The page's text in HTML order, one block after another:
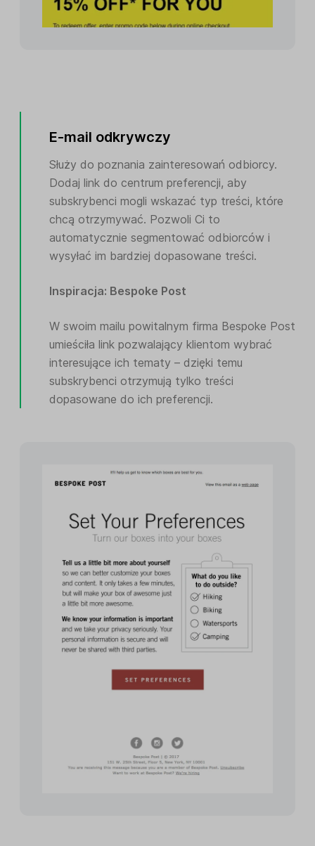
E-mail odkrywczy
Służy do poznania zainteresowań odbiorcy.
Dodaj link do centrum preferencji, aby
subskrybenci mogli wskazać typ treści, które
chcą otrzymywać. Pozwoli Ci to
automatycznie segmentować odbiorców i
wysyłać im bardziej dopasowane treści.
Inspiracja: Bespoke Post
W swoim mailu powitalnym firma Bespoke Post
umieściła link pozwalający klientom wybrać
interesujące ich tematy – dzięki temu
subskrybenci otrzymują tylko treści
dopasowane do ich preferencji.